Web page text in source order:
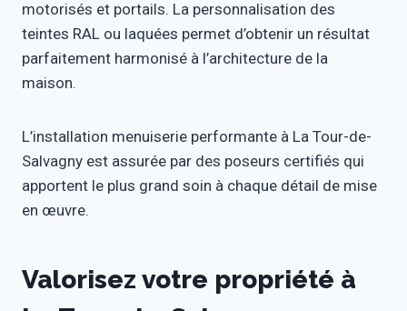
motorisés et portails. La personnalisation des
teintes RAL ou laquées permet d’obtenir un résultat
parfaitement harmonisé à l’architecture de la
maison.
L’installation menuiserie performante à La Tour-de-
Salvagny est assurée par des poseurs certifiés qui
apportent le plus grand soin à chaque détail de mise
en œuvre.
Valorisez votre propriété à